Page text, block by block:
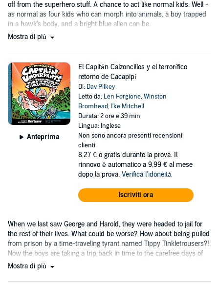
off from the superhero stuff. A chance to act like normal kids. Well -
as normal as four kids who can morph into animals, a boy trapped
in a hawk's body, and a bright blue alien can be.
Mostra di più
Anteprima
El Capitán Calzoncillos y el terrorífico
retorno de Cacapipí
Di: Dav Pilkey
Letto da: Len Forgione,Winston
Bromhead, I'ke Mitchell
Durata: 2 ore e 39 min
Lingua: Inglese
Non sono ancora presenti recensioni
clienti
8,27 € o gratis durante la prova. Il
rinnovo è automatico a 9,99 € al mese
dopo la prova. Verifica l'idoneità
Iscriviti ora
When we last saw George and Harold, they were headed to jail for
the rest of their lives. What could be worse? How about being pulled
from prison by a time-traveling tyrant named Tippy Tinkletrousers?!
Now the boys are taking a trip back in time to the carefree days of
kindergarten....
Mostra di più